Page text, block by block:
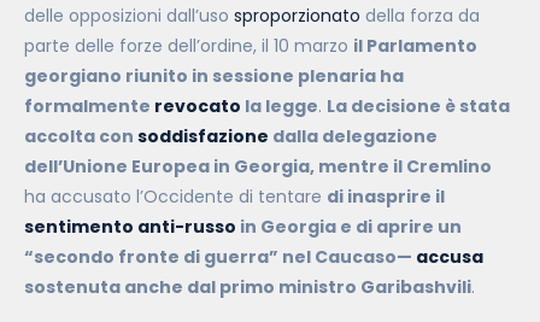
delle opposizioni dall’uso sproporzionato della forza da
parte delle forze dell’ordine, il 10 marzo il Parlamento
georgiano riunito in sessione plenaria ha
formalmente revocato la legge. La decisione è stata
accolta con soddisfazione dalla delegazione
dell’Unione Europea in Georgia, mentre il Cremlino
ha accusato l’Occidente di tentare di inasprire il
sentimento anti-russo in Georgia e di aprire un
“secondo fronte di guerra” nel Caucaso— accusa
sostenuta anche dal primo ministro Garibashvili.